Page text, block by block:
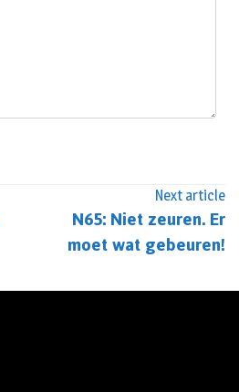
Next article
N65: Niet zeuren. Er
moet wat gebeuren!